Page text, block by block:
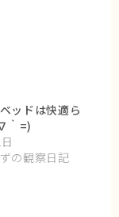
ッドは快適ら
｀=)
の観察日記